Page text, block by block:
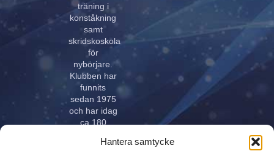
Hantera samtycke
träning i
konståkning
samt
skridskoskola
för
nybörjare.
Klubben har
funnits
sedan 1975
och har idag
ca 180
i alla åldrar.